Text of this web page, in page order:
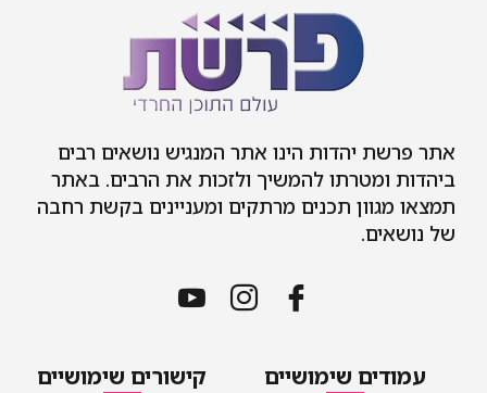
אתר פרשת יהדות הינו אתר המנגיש נושאים רבים
ביהדות ומטרתו להמשיך ולזכות את הרבים. באתר
תמצאו מגוון תכנים מרתקים ומעניינים בקשת רחבה
של נושאים.
עמודים שימושיים קישורים שימושיים